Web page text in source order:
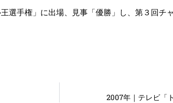
手権」に出場、見事「優勝」し、第３回チ
2007年｜テレビ「